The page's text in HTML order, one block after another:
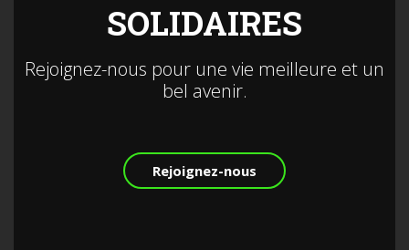
SOLIDAIRES
Rejoignez-nous pour une vie meilleure et un
bel avenir.
Rejoignez-nous